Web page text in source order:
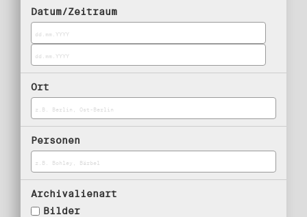
Datum/Zeitraum
Ort
Personen
Archivalienart
Bilder